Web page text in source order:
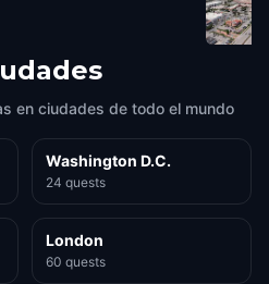
en ciudades de todo el mundo
Washington D.C.
24 quests
London
60 quests